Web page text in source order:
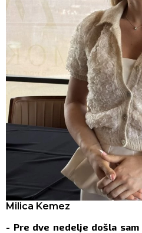
Milica Kemez
- Pre dve nedelje došla